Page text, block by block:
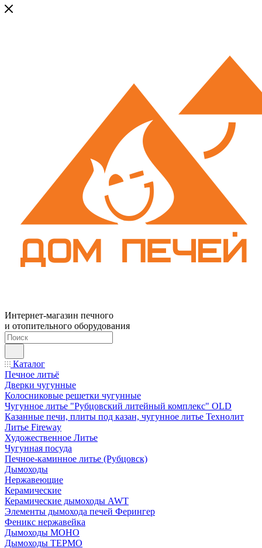
Интернет-магазин печного
и отопительного оборудования
Каталог
Печное литьё
Дверки чугунные
Колосниковые решетки чугунные
Чугунное литье "Рубцовский литейный комплекс" OLD
Казанные печи, плиты под казан, чугунное литье Технолит
Литье Fireway
Художественное Литье
Чугунная посуда
Печное-каминное литье (Рубцовск)
Дымоходы
Нержавеющие
Керамические
Керамические дымоходы AWT
Элементы дымохода печей Ферингер
Феникс нержавейка
Дымоходы МОНО
Дымоходы ТЕРМО